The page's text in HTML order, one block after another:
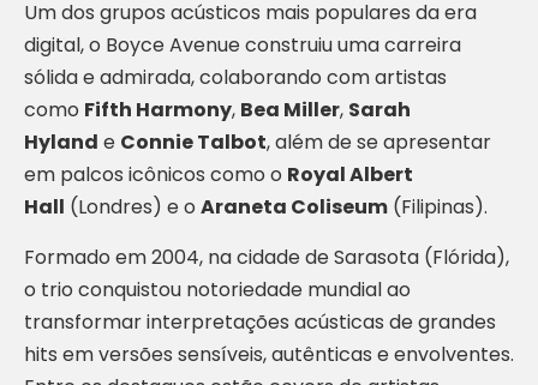
Um dos grupos acústicos mais populares da era
digital, o Boyce Avenue construiu uma carreira
sólida e admirada, colaborando com artistas
como Fifth Harmony, Bea Miller, Sarah
Hyland e Connie Talbot, além de se apresentar
em palcos icônicos como o Royal Albert
Hall (Londres) e o Araneta Coliseum (Filipinas).
Formado em 2004, na cidade de Sarasota (Flórida),
o trio conquistou notoriedade mundial ao
transformar interpretações acústicas de grandes
hits em versões sensíveis, autênticas e envolventes.